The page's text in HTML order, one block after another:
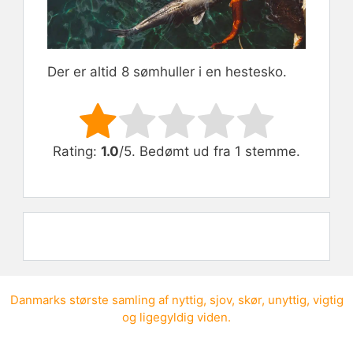
Der er altid 8 sømhuller i en hestesko.
Rate this item:
Submit Rating
Rating: 1.0/5. Bedømt ud fra 1 stemme.
Danmarks største samling af nyttig, sjov, skør, unyttig, vigtig
og ligegyldig viden.